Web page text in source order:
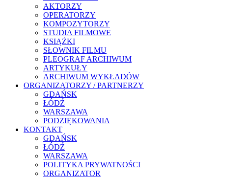
AKTORZY
OPERATORZY
KOMPOZYTORZY
STUDIA FILMOWE
KSIĄŻKI
SŁOWNIK FILMU
PLEOGRAF ARCHIWUM
ARTYKUŁY
ARCHIWUM WYKŁADÓW
ORGANIZATORZY / PARTNERZY
GDAŃSK
ŁÓDŹ
WARSZAWA
PODZIĘKOWANIA
KONTAKT
GDAŃSK
ŁÓDŹ
WARSZAWA
POLITYKA PRYWATNOŚCI
ORGANIZATOR